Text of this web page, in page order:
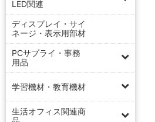
LED関連
ディスプレイ・サイ
ネージ・表示用部材
PCサプライ・事務
用品
学習機材・教育機材
生活オフィス関連商